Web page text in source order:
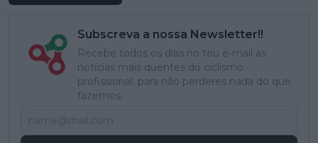
Subscreva a nossa Newsletter!!
Recebe todos os dias no teu e-mail as
notícias mais quentes do ciclismo
profissional, para não perderes nada do que
fazemos.